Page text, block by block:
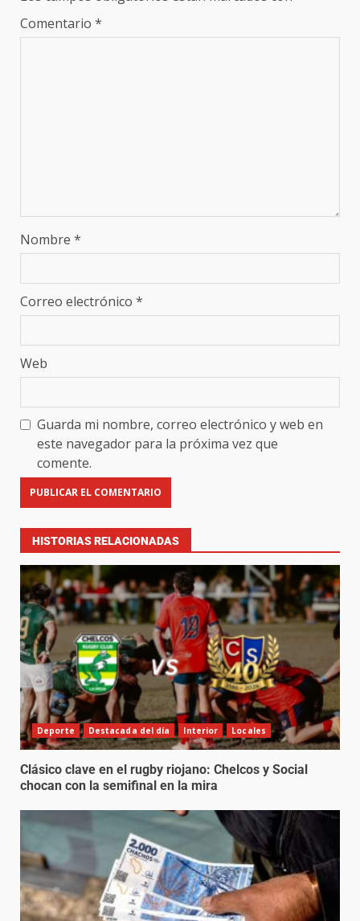
Comentario *
Nombre *
Correo electrónico *
Web
Guarda mi nombre, correo electrónico y web en
este navegador para la próxima vez que
comente.
HISTORIAS RELACIONADAS
Deporte Destacada del día Interior Locales
Clásico clave en el rugby riojano: Chelcos y Social
chocan con la semifinal en la mira